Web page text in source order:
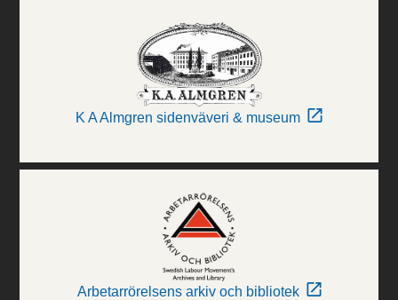
K A Almgren sidenväveri & museum
Arbetarrörelsens arkiv och bibliotek